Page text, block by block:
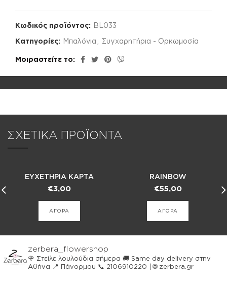
Κωδικός προϊόντος: BL033
Κατηγορίες: Μπαλόνια Συγχαρητήρια - Ορκωμοσία
Μοιραστείτε το
ΣΧΕΤΙΚΑ ΠΡΟΪΟΝΤΑ
ΕΥΧΕΤΗΡΙΑ ΚΑΡΤΑ
€3,00
ΑΓΟΡΑ
RAINBOW
€55,00
ΑΓΟΡΑ
zerbera_flowershop
🌹 Στείλε λουλούδια σήμερα 🚚 Same day delivery στην
Αθήνα 📍 Πάνορμου 📞 2106910220 | 🌐 zerbera.gr